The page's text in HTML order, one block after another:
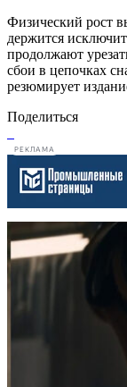
Физический рост
держится
продолжают
сбои в цепочках
резюмирует
Поделиться
РЕКЛАМА